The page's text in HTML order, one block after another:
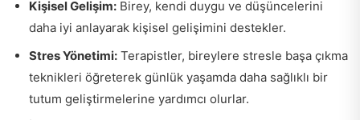
Kişisel Gelişim: Birey, kendi duygu ve düşüncelerini
daha iyi anlayarak kişisel gelişimini destekler.
Stres Yönetimi: Terapistler, bireylere stresle başa çıkma
teknikleri öğreterek günlük yaşamda daha sağlıklı bir
tutum geliştirmelerine yardımcı olurlar.